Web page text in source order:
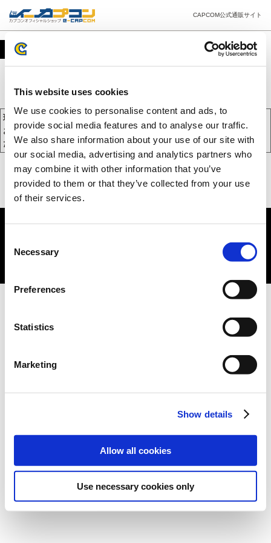
This website uses cookies
We use cookies to personalise content and ads, to
provide social media features and to analyse our traffic.
We also share information about your use of our site with
our social media, advertising and analytics partners who
may combine it with other information that you’ve
provided to them or that they’ve collected from your use
of their services.
Selection
Necessary
Preferences
Statistics
Marketing
Show details
Allow all cookies
Use necessary cookies only
CAPCOM公式通販サイト
カート
現在、カートには商品が入っておりません。
お買い物を続けるには下の 「お買い物を続ける」 をクリックしてく
ださい。